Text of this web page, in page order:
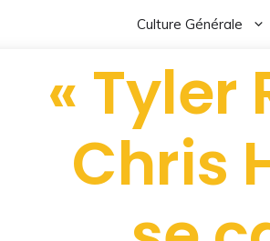
Culture Générale
« Tyler
Chris